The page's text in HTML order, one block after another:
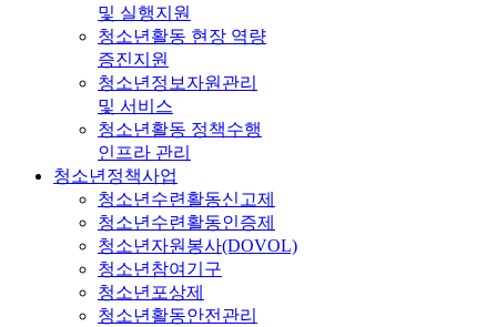
및 실행지원
청소년활동 현장 역량
증진지원
청소년정보자원관리
및 서비스
청소년활동 정책수행
인프라 관리
청소년정책사업
청소년수련활동신고제
청소년수련활동인증제
청소년자원봉사(DOVOL)
청소년참여기구
청소년포상제
청소년활동안전관리